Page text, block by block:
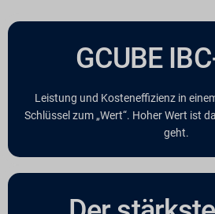
GCUBE
Leistung und Kosteneffizienz in
Schlüssel zum „Wert“. Hoher Wert ist
geht.